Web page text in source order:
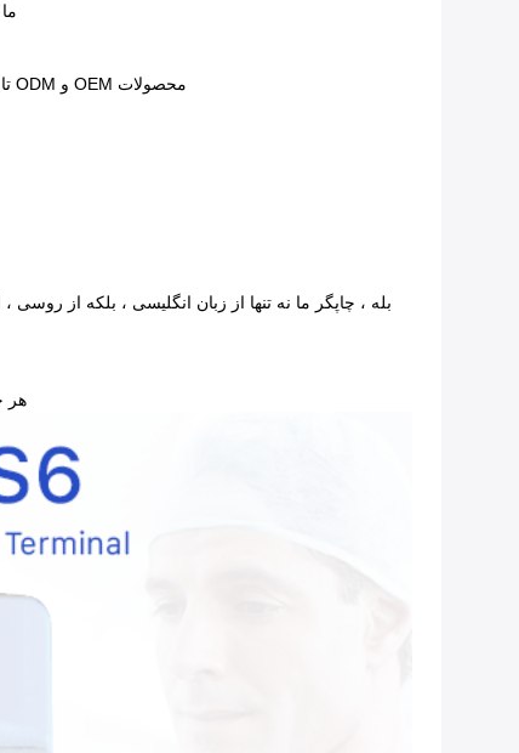
محصولات OEM و ODM تا زمانی که مشتری MOQ را برآورده کند برای مشتری در دسترس است.همچنین ما مهندسانی برای طراحی آرم و محصولات برای مشتریان داریم.
هر چاپگر یک سال (12